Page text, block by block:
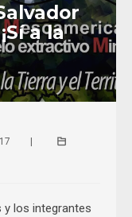
a la
y los integrantes